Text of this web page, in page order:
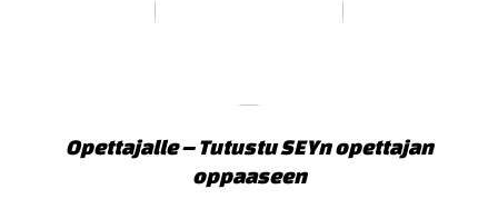
Opettajalle – Tutustu SEYn opettajan
oppaaseen